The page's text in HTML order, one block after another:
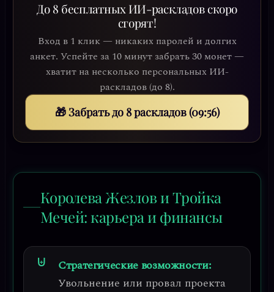
До 8 бесплатных ИИ-раскладов скоро
сгорят!
Вход в 1 клик — никаких паролей и долгих
анкет. Успейте за 10 минут забрать 30 монет —
хватит на несколько персональных ИИ-
раскладов (до 8).
🎁 Забрать до 8 раскладов (09:54)
Королева Жезлов и Тройка
Мечей: карьера и финансы
Стратегические возможности:
Увольнение или провал проекта